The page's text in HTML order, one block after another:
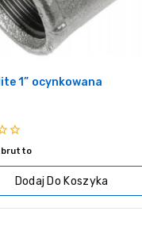
1” ocynkowana
brutto
Dodaj Do Koszyka